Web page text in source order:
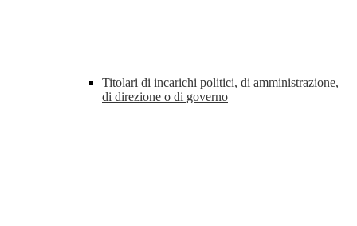
Titolari di incarichi politici, di amministrazione,
di direzione o di governo